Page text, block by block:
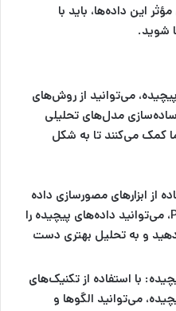
این داده‌ها، باید با
شوید.
می‌توانید از روش‌های
مدل‌های تحلیلی
کمک می‌کنند تا به شکل
از ابزارهای مصورسازی داده
مانند Tableau و Power BI، می‌توانید داده‌های پیچیده را
و به تحلیل بهتری دست
: با استفاده از تکنیک‌های
می‌توانید الگوها و